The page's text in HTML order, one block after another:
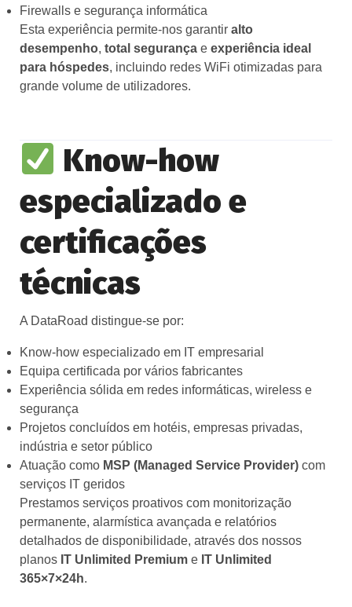
Firewalls e segurança informática
Esta experiência permite-nos garantir alto
desempenho, total segurança e experiência ideal
para hóspedes, incluindo redes WiFi otimizadas para
grande volume de utilizadores.
Know-how
especializado e
certificações
técnicas
A DataRoad distingue‑se por:
Know-how especializado em IT empresarial
Equipa certificada por vários fabricantes
Experiência sólida em redes informáticas, wireless e
segurança
Projetos concluídos em hotéis, empresas privadas,
indústria e setor público
Atuação como MSP (Managed Service Provider) com
serviços IT geridos
Prestamos serviços proativos com monitorização
permanente, alarmística avançada e relatórios
detalhados de disponibilidade, através dos nossos
planos IT Unlimited Premium e IT Unlimited
365×7×24h.